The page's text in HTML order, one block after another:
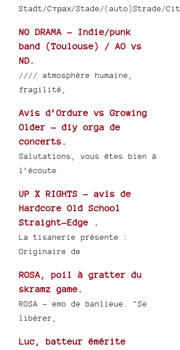
Stadt/Cтрах/Stade/(auto)Strade/
NO DRAMA - Indie/punk
band (Toulouse) / AO vs
ND.
//// atmosphère humaine,
fragilité,
Avis d’Ordure vs Growing
Older - diy orga de
concerts.
Salutations, vous êtes bien à
l’écoute
UP X RIGHTS - avis de
Hardcore Old School
Straight-Edge .
La tisanerie présente :
Originaire de
ROSA, poil à gratter du
skramz game.
ROSA - emo de banlieue. "Se
libérer,
Luc, batteur émérite